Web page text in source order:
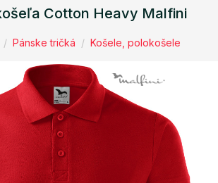
Cotton Heavy Malfini
Pánske tričká Košele, polokošele